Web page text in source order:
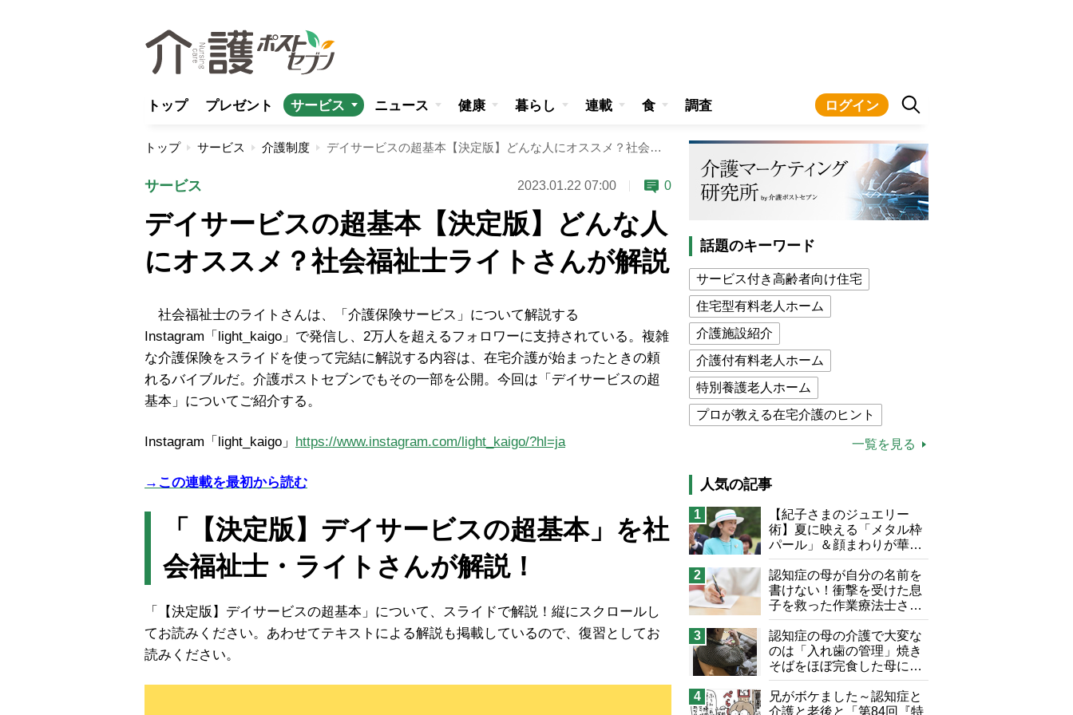
トップ プレゼント サービス ニュース 健康 暮らし 連載 食 調査 ログイン
トップ サービス 介護制度 デイサービスの超基本【決定版】どんな人にオススメ？社会福祉士ライトさんが解説
サービス 2023.01.22 07:00 0
デイサービスの超基本【決定版】どんな人
にオススメ？社会福祉士ライトさんが解説
社会福祉士のライトさんは、「介護保険サービス」について解説する
Instagram「light_kaigo」で発信し、2万人を超えるフォロワーに支持されている。複雑
な介護保険をスライドを使って完結に解説する内容は、在宅介護が始まったときの頼
れるバイブルだ。介護ポストセブンでもその一部を公開。今回は「デイサービスの超
基本」についてご紹介する。
Instagram「light_kaigo」 https://www.instagram.com/light_kaigo/?hl=ja
→この連載を最初から読む
「【決定版】デイサービスの超基本」を社
会福祉士・ライトさんが解説！
「【決定版】デイサービスの超基本」について、スライドで解説！縦にスクロールし
てお読みください。あわせてテキストによる解説も掲載しているので、復習としてお
読みください。
話題のキーワード
サービス付き高齢者向け住宅
住宅型有料老人ホーム
介護施設紹介
介護付有料老人ホーム
特別養護老人ホーム
プロが教える在宅介護のヒント
介護食
猫が母になつきません
息子の遠距離介護サバイバル術
兄がボケました
便利なサービス
予防法
一覧を見る
人気の記事
1
【紀子さまのジュエリー
術】夏に映える「メタル枠
パール」＆顔まわりが華や
ぐ「揺れる一粒」の使い分
け方
2
認知症の母が自分の名前を
書けない！衝撃を受けた息
子を救った作業療法士さん
の言葉
3
認知症の母の介護で大変な
のは「入れ歯の管理」焼き
そばをほぼ完食した母に息
子が血の気が引いた理由
4
兄がボケました～認知症と
介護と老後と「第84回『特